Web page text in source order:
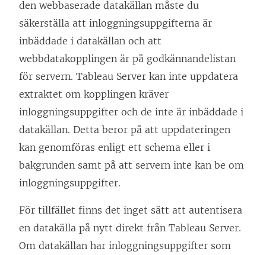
den webbaserade datakällan måste du
säkerställa att inloggningsuppgifterna är
inbäddade i datakällan och att
webbdatakopplingen är på godkännandelistan
för servern. Tableau Server kan inte uppdatera
extraktet om kopplingen kräver
inloggningsuppgifter och de inte är inbäddade i
datakällan. Detta beror på att uppdateringen
kan genomföras enligt ett schema eller i
bakgrunden samt på att servern inte kan be om
inloggningsuppgifter.
För tillfället finns det inget sätt att autentisera
en datakälla på nytt direkt från Tableau Server.
Om datakällan har inloggningsuppgifter som